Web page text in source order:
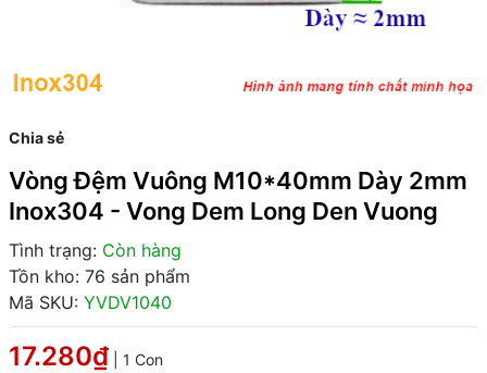
Chia sẻ
Vòng Đệm Vuông M10*40mm Dày 2mm
Inox304 - Vong Dem Long Den Vuong
Tình trạng: Còn hàng
Tồn kho: 76 sản phẩm
Mã SKU: YVDV1040
17.280₫ | 1 Con